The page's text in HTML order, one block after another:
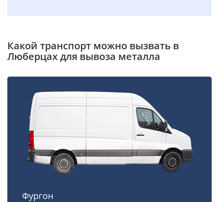
Какой транспорт можно вызвать в
Люберцах для вывоза металла
Фургон